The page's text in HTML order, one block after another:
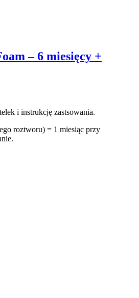
– 6 miesięcy +
i instrukcję zastsowania.
roztworu) = 1 miesiąc przy